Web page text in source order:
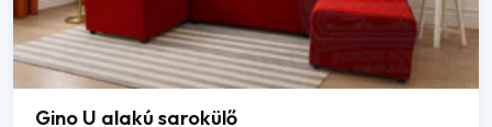
Gino U alakú sarokülő